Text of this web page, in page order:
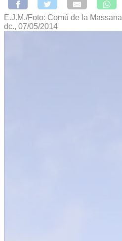
E.J.M./Foto: Comú de la Massana
dc., 07/05/2014